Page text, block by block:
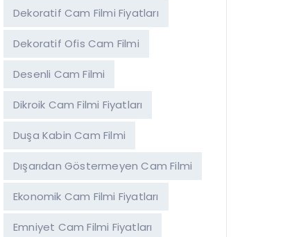
Dekoratif Cam Filmi Fiyatları
Dekoratif Ofis Cam Filmi
Desenli Cam Filmi
Dikroik Cam Filmi Fiyatları
Duşa Kabin Cam Filmi
Dışarıdan Göstermeyen Cam Filmi
Ekonomik Cam Filmi Fiyatları
Emniyet Cam Filmi Fiyatları